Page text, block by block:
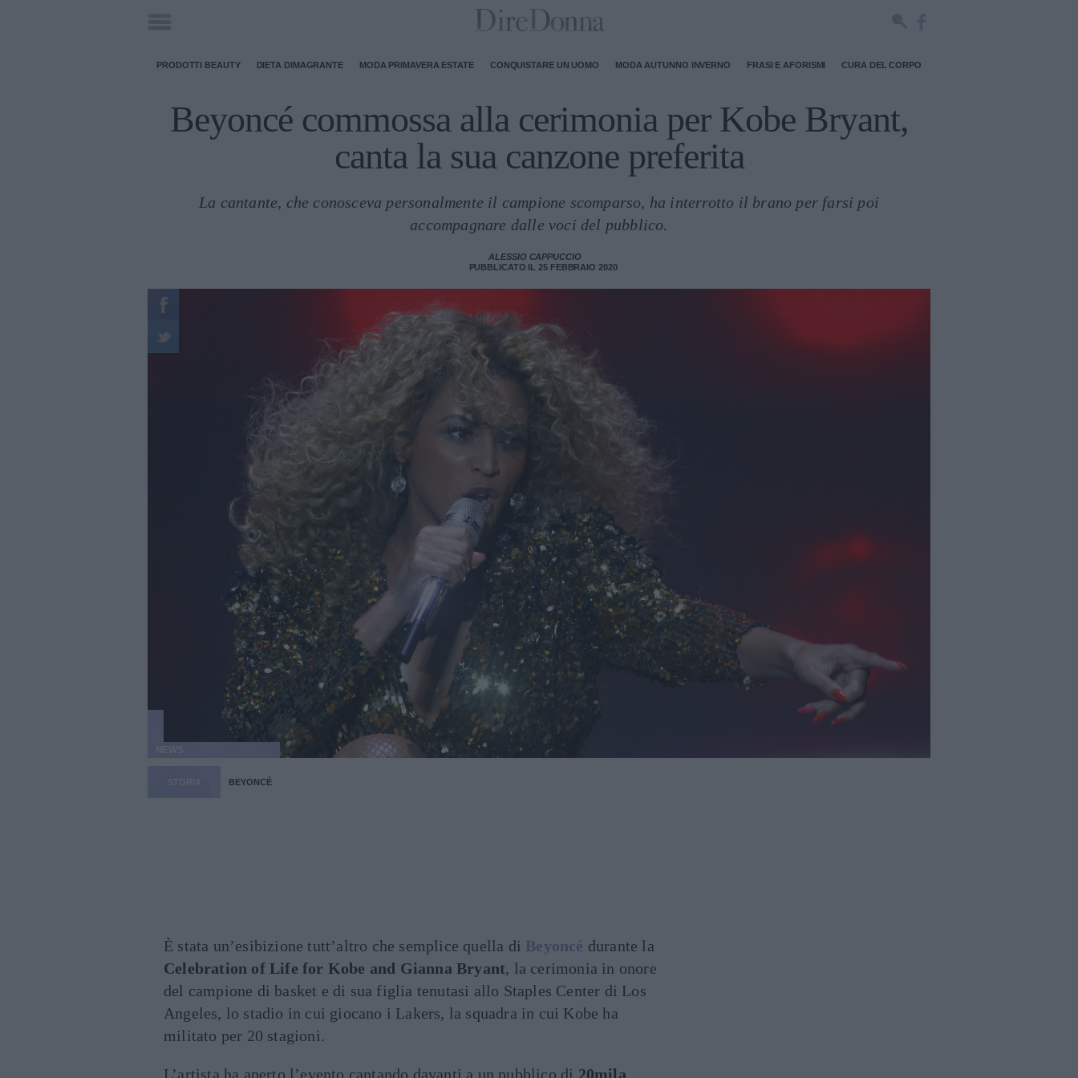
PRODOTTI BEAUTY DIETA DIMAGRANTE MODA PRIMAVERA ESTATE CONQUISTARE UN UOMO MODA AUTUNNO INVERNO FRASI E AFORISMI CURA DEL CORPO
Beyoncé commossa alla cerimonia per Kobe Bryant,
canta la sua canzone preferita
La cantante, che conosceva personalmente il campione scomparso, ha interrotto il brano per farsi poi
accompagnare dalle voci del pubblico.
ALESSIO CAPPUCCIO
PUBBLICATO IL 25 FEBBRAIO 2020
BEYONCÉ
È stata un’esibizione tutt’altro che semplice quella di Beyoncé durante la
Celebration of Life for Kobe and Gianna Bryant, la cerimonia in onore
del campione di basket e di sua figlia tenutasi allo Staples Center di Los
Angeles, lo stadio in cui giocano i Lakers, la squadra in cui Kobe ha
militato per 20 stagioni.
L’artista ha aperto l’evento cantando davanti a un pubblico di 20mila